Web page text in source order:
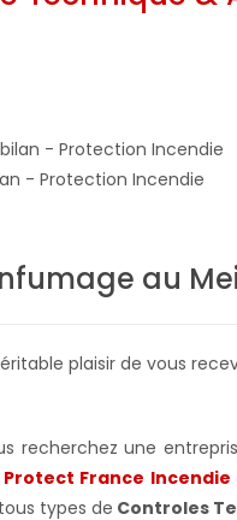
- Protection Incendie
au
plaisir de vous
recherchez une
Protect France Incendie
types de Controles